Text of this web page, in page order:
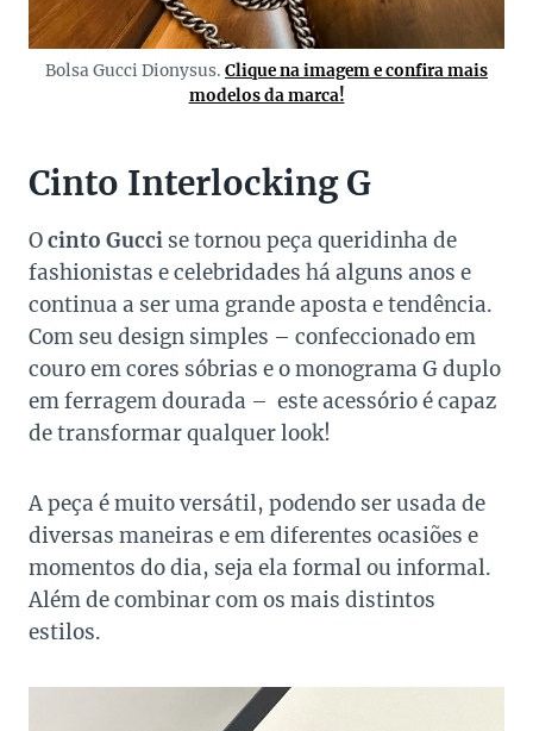
Bolsa Gucci Dionysus. Clique na imagem e confira mais
modelos da marca!
Cinto Interlocking G
Ocinto Gucci se tornou peça queridinha de
fashionistas e celebridades há alguns anos e
continua a ser uma grande aposta e tendência.
Com seu design simples – confeccionado em
couro em cores sóbrias e o monograma G duplo
em ferragem dourada – este acessório é capaz
de transformar qualquer look!
A peça é muito versátil, podendo ser usada de
diversas maneiras e em diferentes ocasiões e
momentos do dia, seja ela formal ou informal.
Além de combinar com os mais distintos
estilos.